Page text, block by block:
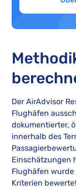
Der AirAdvisor
Flughäfen
dokumentierter,
innerhalb des
Einschätzungen
Flughäfen
Kriterien